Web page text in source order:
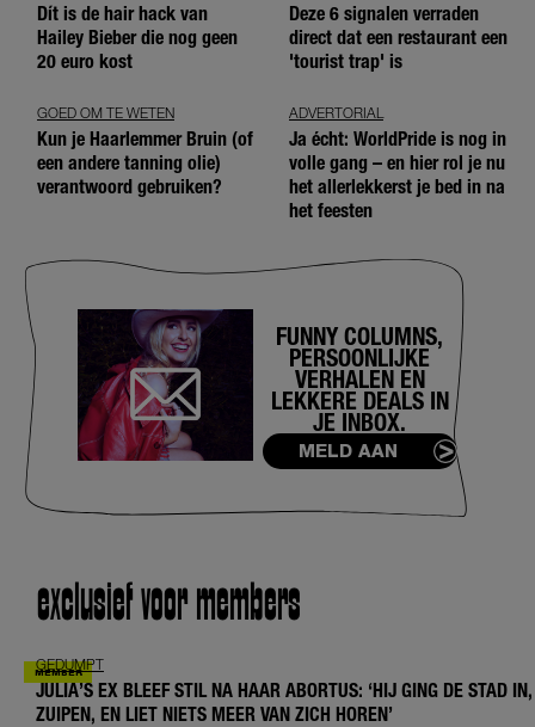
Dít is de hair hack van
Hailey Bieber die nog geen
20 euro kost
Deze 6 signalen verraden
direct dat een restaurant een
'tourist trap' is
GOED OM TE WETEN
Kun je Haarlemmer Bruin (of
een andere tanning olie)
verantwoord gebruiken?
ADVERTORIAL
Ja écht: WorldPride is nog in
volle gang – en hier rol je nu
het allerlekkerst je bed in na
het feesten
FUNNY COLUMNS,
PERSOONLIJKE
VERHALEN EN
LEKKERE DEALS IN
JE INBOX.
MELD AAN
exclusief voor members
GEDUMPT
JULIA’S EX BLEEF STIL NA HAAR ABORTUS: ‘HIJ GING DE STAD IN,
ZUIPEN, EN LIET NIETS MEER VAN ZICH HOREN’